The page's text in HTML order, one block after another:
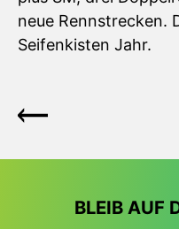
neue Rennstrecken.
Seifenkisten Jahr.
BLEIB AUF